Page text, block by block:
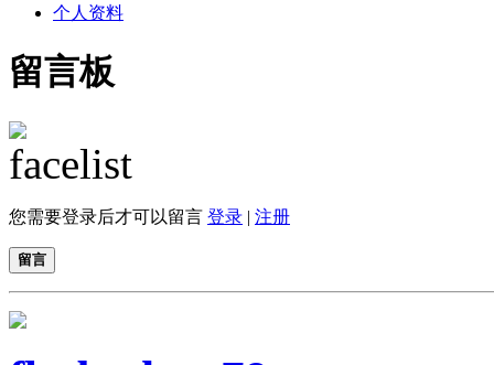
个人资料
留言板
您需要登录后才可以留言 登录 | 注册
留言